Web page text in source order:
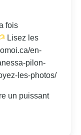
fois
Lisez les
en-
pilon-
les-photos/
un puissant